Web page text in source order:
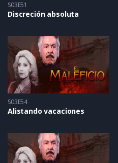
S03E51
Discreción absoluta
S03E54
Alistando vacaciones